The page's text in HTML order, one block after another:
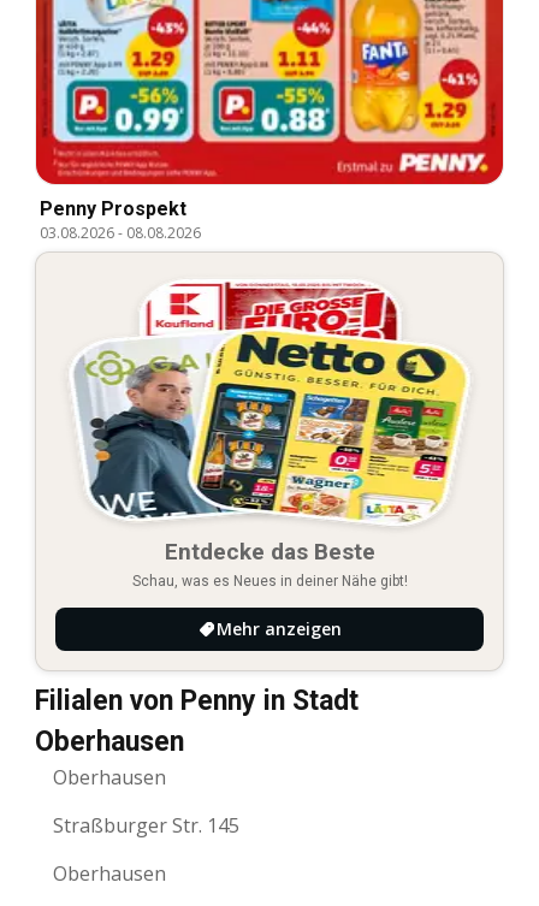
Penny Prospekt
03.08.2026- 08.08.2026
Entdecke das Beste
Schau, was es Neues in deiner Nähe gibt!
Mehr anzeigen
Filialen von Penny in Stadt
Oberhausen
Oberhausen
Straßburger Str. 145
Oberhausen